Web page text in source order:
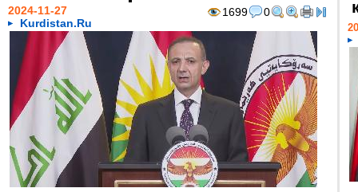
1699 0
2024-11-27
Kurdistan.Ru